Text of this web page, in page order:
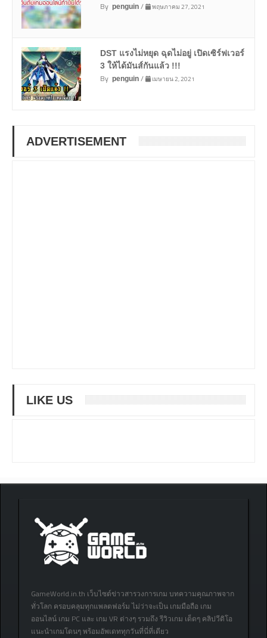
By penguin/ พฤษภาคม 27, 2021
DST แรงไม่หยุด ฉุดไม่อยู่ เปิดเซิร์ฟเวอร์
3 ให้ได้มันส์กันแล้ว !!!
By penguin/ เมษายน 2, 2021
ADVERTISEMENT
LIKE US
GameWorld.in.th เว็บไซต์ข่าวสารวงการเกม บทความคุณภาพจาก
ทั่วโลก ครอบคลุมทุกแพลตฟอร์ม ไม่ว่าจะเป็น เกมมือถือ เกม
ออนไลน์ เกม PC และ เกม VR ต่างๆ รวมถึง รีวิวเกม เด็ดๆ คลิปวีดิโอ
แนะนำเกมโดนๆ พร้อมอัพเดททุกวันที่นี่ที่เดียว